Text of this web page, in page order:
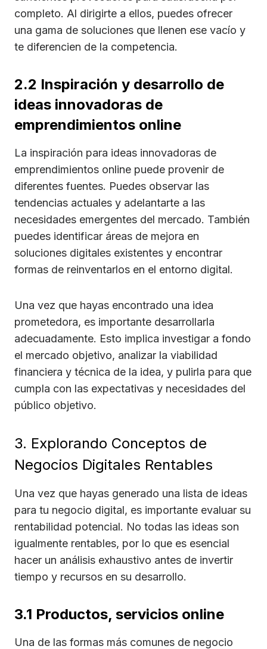
completo. Al dirigirte a ellos, puedes ofrecer
una gama de soluciones que llenen ese vacío y
te diferencien de la competencia.
2.2 Inspiración y desarrollo de
ideas innovadoras de
emprendimientos online
La inspiración para ideas innovadoras de
emprendimientos online puede provenir de
diferentes fuentes. Puedes observar las
tendencias actuales y adelantarte a las
necesidades emergentes del mercado. También
puedes identificar áreas de mejora en
soluciones digitales existentes y encontrar
formas de reinventarlos en el entorno digital.
Una vez que hayas encontrado una idea
prometedora, es importante desarrollarla
adecuadamente. Esto implica investigar a fondo
el mercado objetivo, analizar la viabilidad
financiera y técnica de la idea, y pulirla para que
cumpla con las expectativas y necesidades del
público objetivo.
3. Explorando Conceptos de
Negocios Digitales Rentables
Una vez que hayas generado una lista de ideas
para tu negocio digital, es importante evaluar su
rentabilidad potencial. No todas las ideas son
igualmente rentables, por lo que es esencial
hacer un análisis exhaustivo antes de invertir
tiempo y recursos en su desarrollo.
3.1 Productos, servicios online
Una de las formas más comunes de negocio